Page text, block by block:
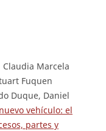
Marcela
Fuquen
Duque, Daniel
vehículo: el
partes y